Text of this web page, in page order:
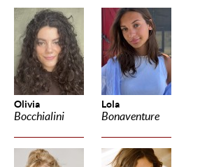
Olivia
Bocchialini
Lola
Bonaventure